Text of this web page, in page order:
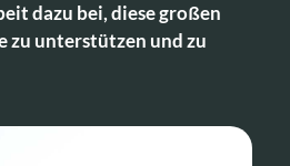
dazu bei, diese großen
zu unterstützen und zu